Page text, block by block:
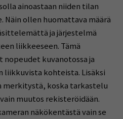
ainoastaan niiden tilan
Näin ollen huomattava määrä
ja järjestelmä
liikkeeseen. Tämä
kuvanotossa ja
liikkuvista kohteista. Lisäksi
merkitystä, koska tarkastelu
muutos rekisteröidään.
näkökentästä vain se